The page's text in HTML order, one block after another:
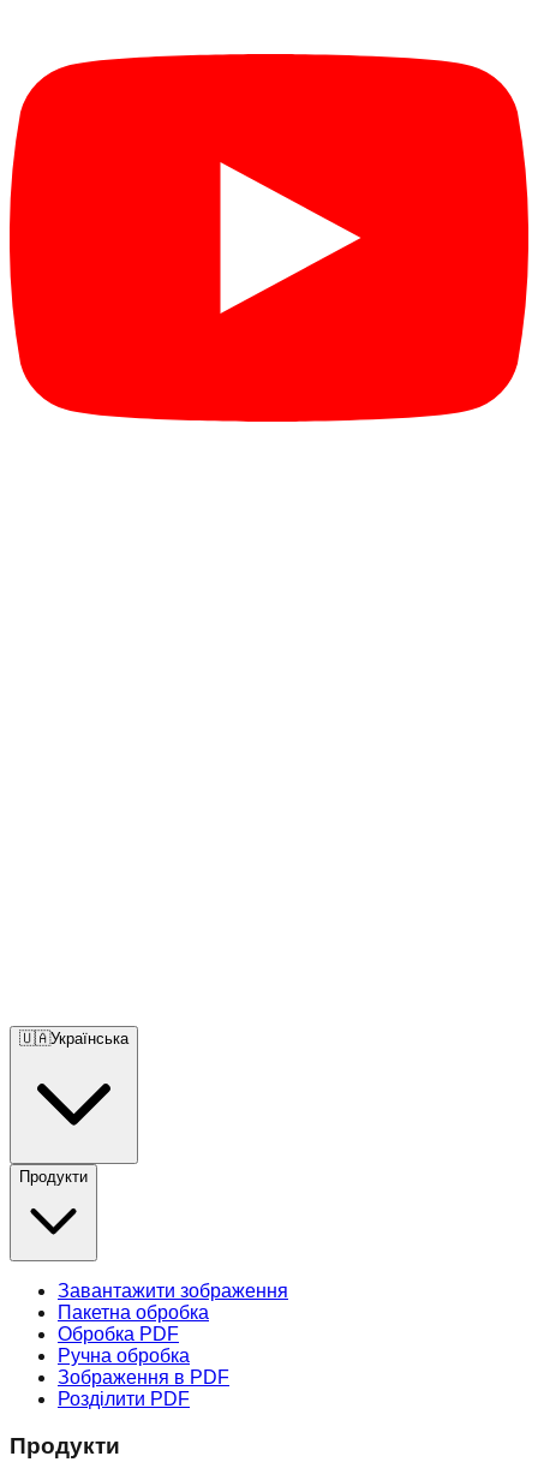
🇺🇦Українська
Продукти
Завантажити зображення
Пакетна обробка
Обробка PDF
Ручна обробка
Зображення в PDF
Розділити PDF
Продукти